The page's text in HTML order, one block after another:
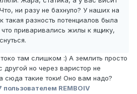
ни разу не бахнуло? У наших на
такая разность потенциалов была
приваривались жилы к ящику,
там слишком :) А землить просто
но через варистор не
сюда такие токи! Оно вам надо?
пользователем REMBOIV